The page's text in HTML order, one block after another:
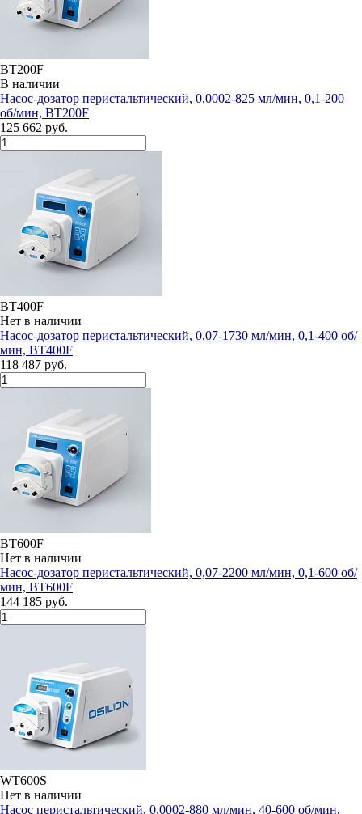
BT200F
В наличии
Насос-дозатор перистальтический, 0,0002-825 мл/мин, 0,1-200
об/мин, BT200F
125 662 руб.
BT400F
Нет в наличии
Насос-дозатор перистальтический, 0,07-1730 мл/мин, 0,1-400 об/
мин, BT400F
118 487 руб.
BT600F
Нет в наличии
Насос-дозатор перистальтический, 0,07-2200 мл/мин, 0,1-600 об/
мин, BT600F
144 185 руб.
WT600S
Нет в наличии
Насос перистальтический, 0,0002-880 мл/мин, 40-600 об/мин,